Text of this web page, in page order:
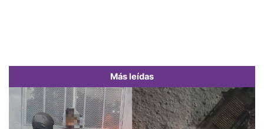
Más leídas